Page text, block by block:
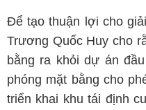
Để tạo thuận lợi cho
Trương Quốc Huy cho
bằng ra khỏi dự án
phóng mặt bằng cho
triển khai khu tái định